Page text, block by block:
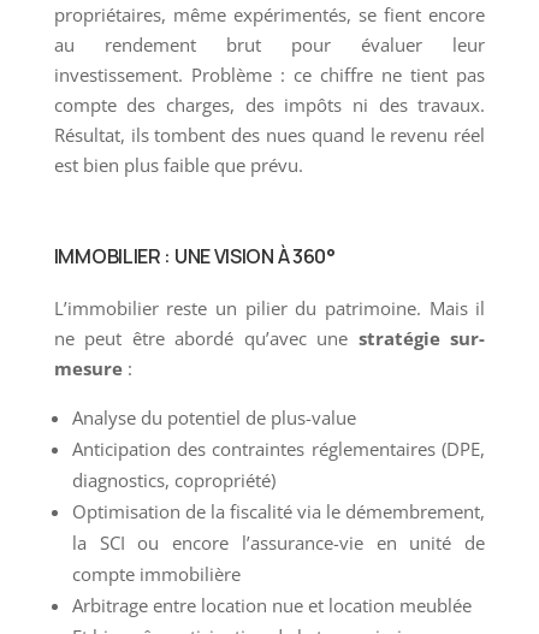
propriétaires, même expérimentés, se fient encore
au rendement brut pour évaluer leur
investissement. Problème : ce chiffre ne tient pas
compte des charges, des impôts ni des travaux.
Résultat, ils tombent des nues quand le revenu réel
est bien plus faible que prévu.
IMMOBILIER : UNE VISION À 360°
L’immobilier reste un pilier du patrimoine. Mais il
ne peut être abordé qu’avec une stratégie sur-
mesure:
Analyse du potentiel de plus-value
Anticipation des contraintes réglementaires (DPE,
diagnostics, copropriété)
Optimisation de la fiscalité via le démembrement,
la SCI ou encore l’assurance-vie en unité de
compte immobilière
Arbitrage entre location nue et location meublée